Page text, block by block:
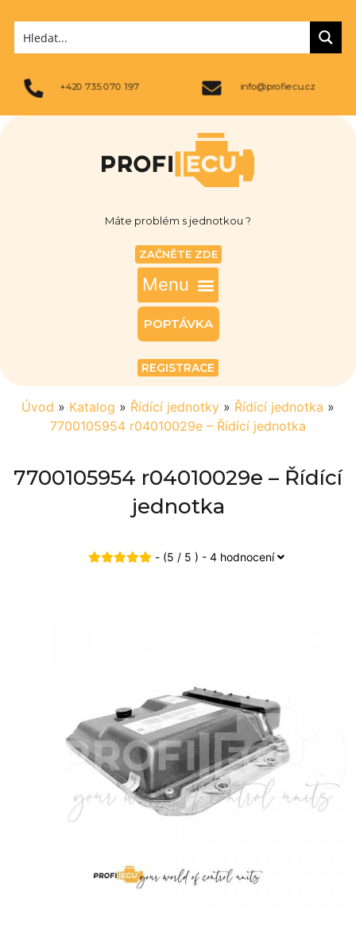
+420 735 070 197 info@profiecu.cz
Máte problém s jednotkou ?
ZAČNĚTE ZDE
POPTÁVKA
REGISTRACE
Úvod » Katalog » Řídící jednotky » Řídící jednotka »
7700105954 r04010029e – Řídící jednotka
7700105954 r04010029e – Řídící
jednotka
- (5 / 5 ) - 4 hodnocení